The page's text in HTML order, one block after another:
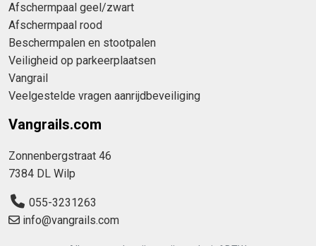
Afschermpaal geel/zwart
Afschermpaal rood
Beschermpalen en stootpalen
Veiligheid op parkeerplaatsen
Vangrail
Veelgestelde vragen aanrijdbeveiliging
Vangrails.com
Zonnenbergstraat 46
7384 DL Wilp
055-3231263
info@vangrails.com